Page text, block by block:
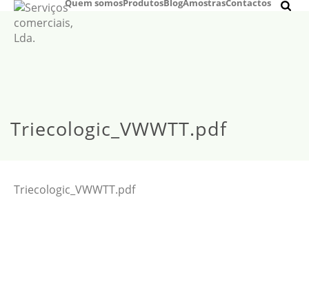
Quem somosProdutosBlogAmostrasContactos
Triecologic_VWWTT.pdf
Triecologic_VWWTT.pdf